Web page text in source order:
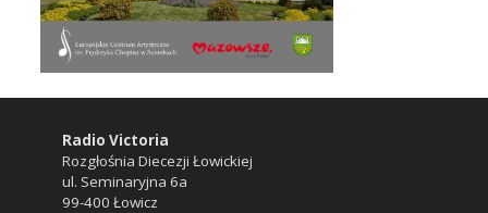
Radio Victoria
Rozgłośnia Diecezji Łowickiej
ul. Seminaryjna 6a
99-400 Łowicz